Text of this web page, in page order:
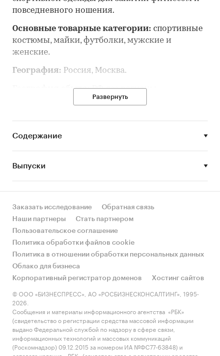
повседневного ношения.
Основные товарные категории: спортивные
костюмы, майки, футболки, мужские и
женские.
География: Россия, Москва.
География сбыта:РФ, все регионы.
Каналы сбыта:интернет-магазин, шоурум
(аренда площади в ТРЦ, ТЦ).
Аудитория:
предпочитающий спортивный стиль, а также
люди, занимающиеся различными видами
спорта.
Конкурентная среда:интернет-магазины
российских производителей спортивной
одежды с аналогичным ассортиментом:
FIT2U
FORWARD-SPORT
KUPPER-SPORT
ADDIC SPORT
ARGOCLASSIC
Каналы продвижения:контекстная реклама,
SEO, SMM (социальные сети).
Финансовые показатели проекта:
Развернуть
Содержание
Выпуски
Заказать исследование
Обратная связь
Наши партнеры
Стать партнером
Пользовательское соглашение
Политика обработки файлов cookie
Политика в отношении обработки персональных данных
Облако для бизнеса
Корпоративный регистратор доменов
Хостинг сайтов
© ООО «БИЗНЕСПРЕСС», АО «РОСБИЗНЕСКОНСАЛТИНГ», 1995-
2026.
Сообщения и материалы информационного агентства «РБК»
(свидетельство о регистрации средства массовой информации
выдано Федеральной службой по надзору в сфере связи,
информационных технологий и массовых коммуникаций
(Роскомнадзор) 09.12.2015 за номером ИА №ФС77-63848) и